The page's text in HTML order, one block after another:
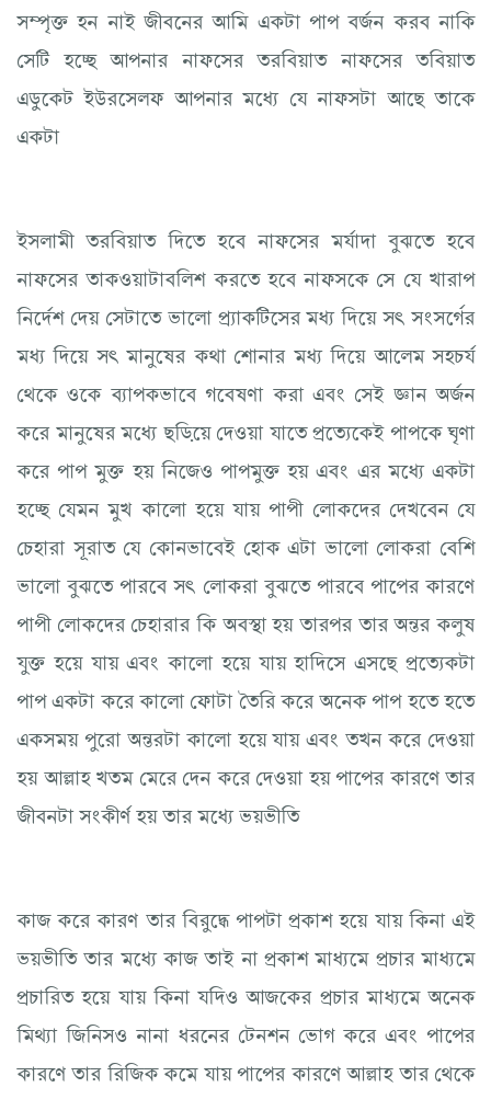
সম্পৃক্ত হন নাই জীবনের আমি একটা পাপ বর্জন করব নাকি
সেটি হচ্ছে আপনার নাফসের তরবিয়াত নাফসের তবিয়াত
এডুকেট ইউরসেলফ আপনার মধ্যে যে নাফসটা আছে তাকে
একটা
ইসলামী তরবিয়াত দিতে হবে নাফসের মর্যাদা বুঝতে হবে
নাফসের তাকওয়াটাবলিশ করতে হবে নাফসকে সে যে খারাপ
নির্দেশ দেয় সেটাতে ভালো প্র্যাকটিসের মধ্য দিয়ে সৎ সংসর্গের
মধ্য দিয়ে সৎ মানুষের কথা শোনার মধ্য দিয়ে আলেম সহচর্য
থেকে ওকে ব্যাপকভাবে গবেষণা করা এবং সেই জ্ঞান অর্জন
করে মানুষের মধ্যে ছড়িয়ে দেওয়া যাতে প্রত্যেকেই পাপকে ঘৃণা
করে পাপ মুক্ত হয় নিজেও পাপমুক্ত হয় এবং এর মধ্যে একটা
হচ্ছে যেমন মুখ কালো হয়ে যায় পাপী লোকদের দেখবেন যে
চেহারা সূরাত যে কোনভাবেই হোক এটা ভালো লোকরা বেশি
ভালো বুঝতে পারবে সৎ লোকরা বুঝতে পারবে পাপের কারণে
পাপী লোকদের চেহারার কি অবস্থা হয় তারপর তার অন্তর কলুষ
যুক্ত হয়ে যায় এবং কালো হয়ে যায় হাদিসে এসছে প্রত্যেকটা
পাপ একটা করে কালো ফোটা তৈরি করে অনেক পাপ হতে হতে
একসময় পুরো অন্তরটা কালো হয়ে যায় এবং তখন করে দেওয়া
হয় আল্লাহ খতম মেরে দেন করে দেওয়া হয় পাপের কারণে তার
জীবনটা সংকীর্ণ হয় তার মধ্যে ভয়ভীতি
কাজ করে কারণ তার বিরুদ্ধে পাপটা প্রকাশ হয়ে যায় কিনা এই
ভয়ভীতি তার মধ্যে কাজ তাই না প্রকাশ মাধ্যমে প্রচার মাধ্যমে
প্রচারিত হয়ে যায় কিনা যদিও আজকের প্রচার মাধ্যমে অনেক
মিথ্যা জিনিসও নানা ধরনের টেনশন ভোগ করে এবং পাপের
কারণে তার রিজিক কমে যায় পাপের কারণে আল্লাহ তার থেকে